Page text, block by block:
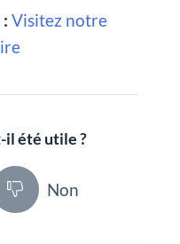
Visitez notre
il été utile ?
Non